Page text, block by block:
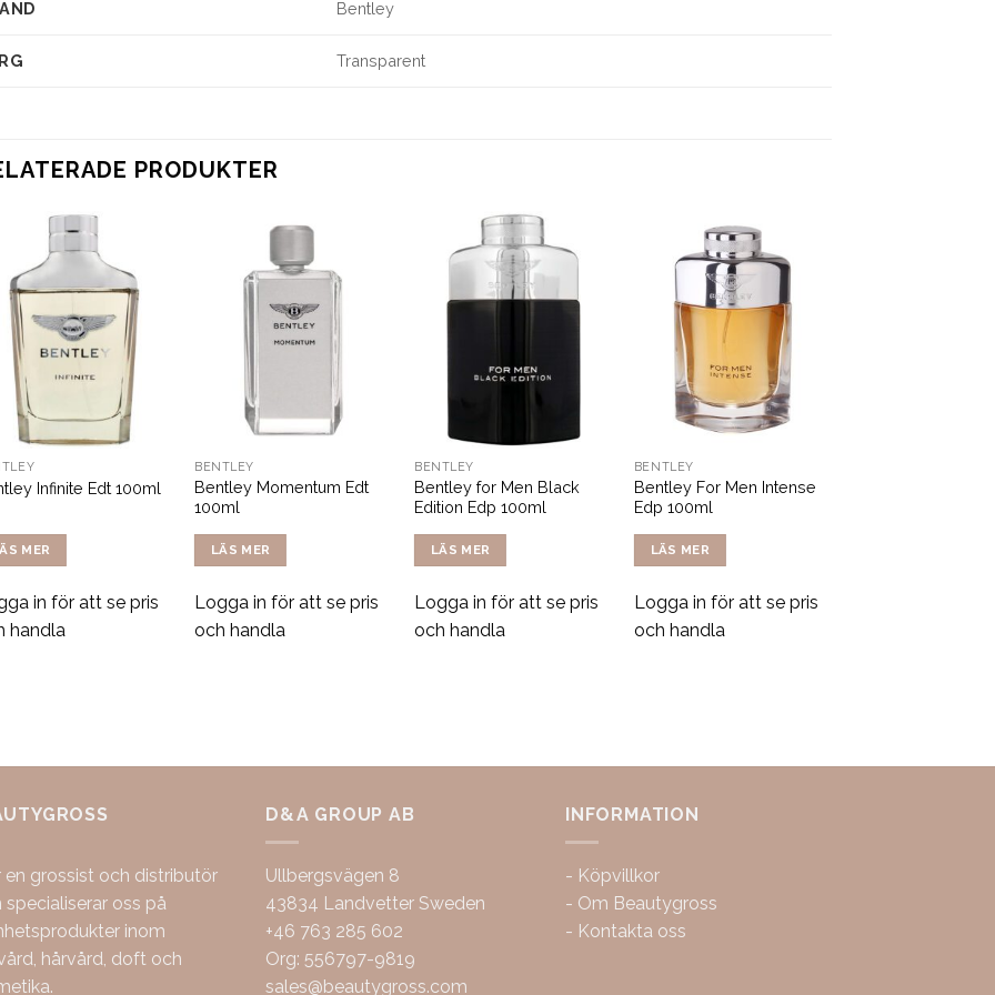
Bentley
Transparent
PRODUKTER
Infinite Edt 100ml
MER
in för att se pris
handla
BENTLEY
Bentley Momentum Edt
100ml
LÄS MER
Logga in för att se pris
och handla
BENTLEY
Bentley for Men Black
Edition Edp 100ml
LÄS MER
Logga in för att se pris
och handla
BENTLEY
Bentley For Men Intense
Edp 100ml
LÄS MER
Logga in för att se pris
och handla
en grossist och distributör
specialiserar oss på
inom
hårvård, doft och
D&A GROUP AB
Ullbergsvägen 8
43834 Landvetter Sweden
+46 763 285 602
Org: 556797-9819
sales@beautygross.com
INFORMATION
- Köpvillkor
- Om Beautygross
- Kontakta oss